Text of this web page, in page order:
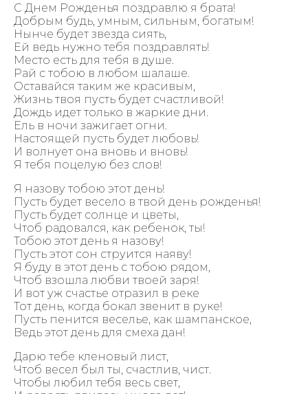
С Днем Рожденья поздравлю я брата!
Добрым будь, умным, сильным, богатым!
Нынче будет звезда сиять,
Ей ведь нужно тебя поздравлять!
Место есть для тебя в душе.
Рай с тобою в любом шалаше.
Оставайся таким же красивым,
Жизнь твоя пусть будет счастливой!
Дождь идет только в жаркие дни.
Ель в ночи зажигает огни.
Настоящей пусть будет любовь!
И волнует она вновь и вновь!
Я тебя поцелую без слов!
Я назову тобою этот день!
Пусть будет весело в твой день рожденья!
Пусть будет солнце и цветы,
Чтоб радовался, как ребенок, ты!
Тобою этот день я назову!
Пусть этот сон струится наяву!
Я буду в этот день с тобою рядом,
Чтоб взошла любви твоей заря!
И вот уж счастье отразил в реке
Тот день, когда бокал звенит в руке!
Пусть пенится веселье, как шампанское,
Ведь этот день для смеха дан!
Дарю тебе кленовый лист,
Чтоб весел был ты, счастлив, чист.
Чтобы любил тебя весь свет,